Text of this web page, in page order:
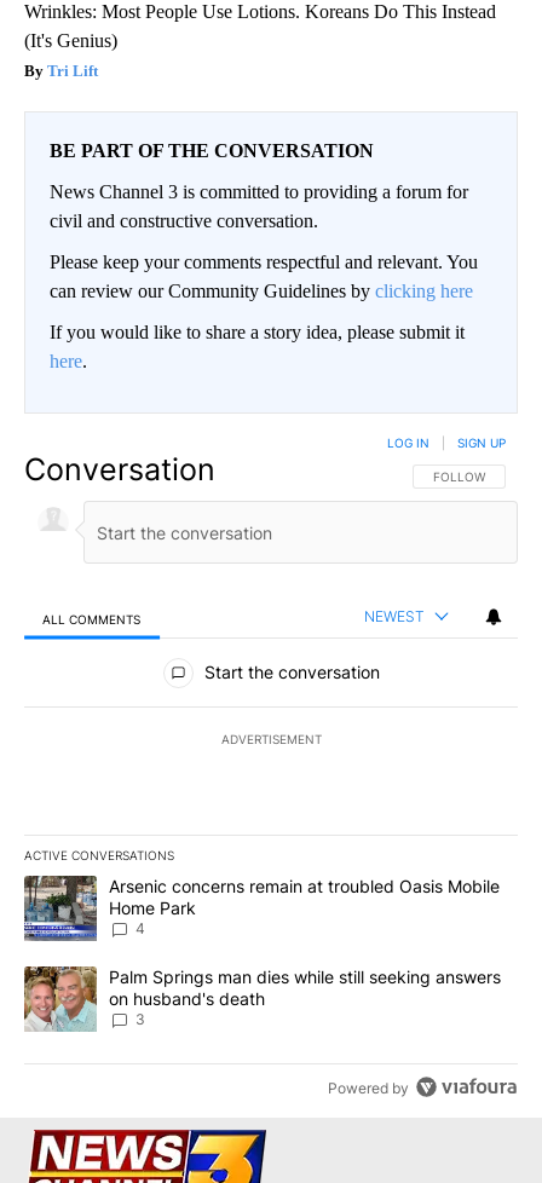
Wrinkles: Most People Use Lotions. Koreans Do This Instead
(It's Genius)
Tri Lift
BE PART OF THE CONVERSATION
News Channel 3 is committed to providing a forum for
civil and constructive conversation.
Please keep your comments respectful and relevant. You
can review our Community Guidelines by clicking here
If you would like to share a story idea, please submit it
here.
Conversation FOLLOW THIS
FOLLOW
LOG IN SIGN UP
ALL COMMENTS NEWEST
All Comments
Start the conversation
ADVERTISEMENT
ACTIVE CONVERSATIONS
The following is a list of the most commented articles in the last
A trending article titled "Arsenic concerns remain at troubled
Arsenic concerns remain at troubled Oasis Mobile
Home Park
4
A trending article titled "Palm Springs man dies while still
Palm Springs man dies while still seeking answers
on husband's death
3
Powered by